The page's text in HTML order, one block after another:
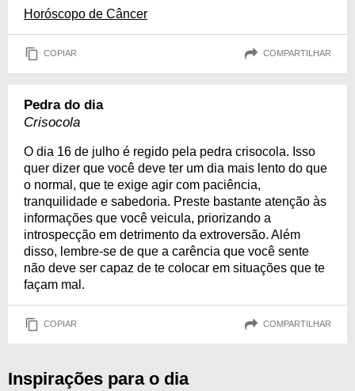
Horóscopo de Câncer
COPIAR COMPARTILHAR
Pedra do dia
Crisocola
O dia 16 de julho é regido pela pedra crisocola. Isso
quer dizer que você deve ter um dia mais lento do que
o normal, que te exige agir com paciência,
tranquilidade e sabedoria. Preste bastante atenção às
informações que você veicula, priorizando a
introspecção em detrimento da extroversão. Além
disso, lembre-se de que a carência que você sente
não deve ser capaz de te colocar em situações que te
façam mal.
COPIAR COMPARTILHAR
Inspirações para o dia